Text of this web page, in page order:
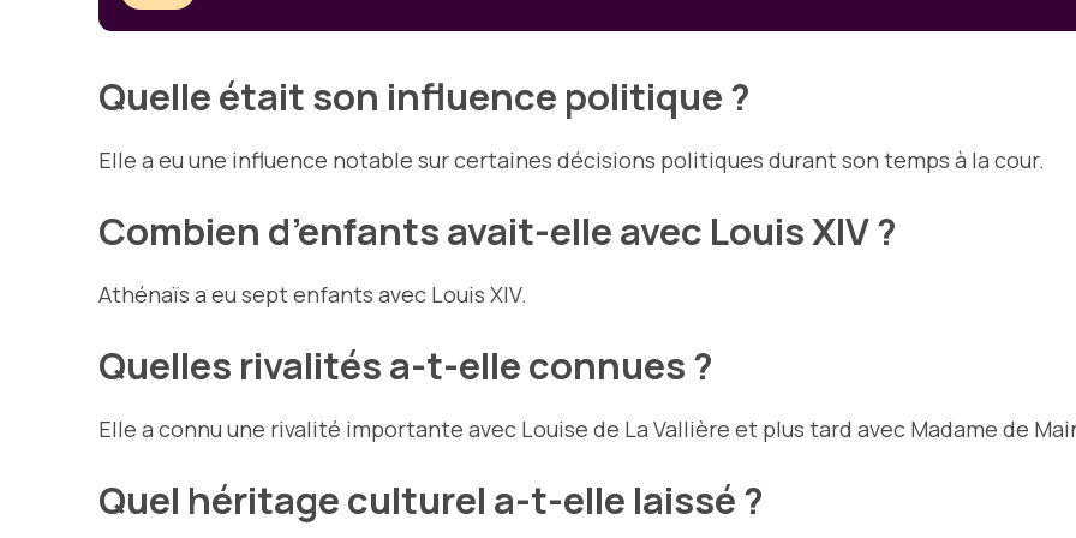
Quelle était son influence politique ?
Elle a eu une influence notable sur certaines décisions politiques durant son temps à la cour.
Combien d’enfants avait-elle avec Louis XIV ?
Athénaïs a eu sept enfants avec Louis XIV.
Quelles rivalités a-t-elle connues ?
Elle a connu une rivalité importante avec Louise de La Vallière et plus tard avec Madame de
Quel héritage culturel a-t-elle laissé ?